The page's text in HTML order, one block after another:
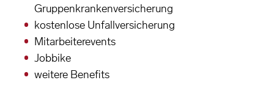
Gruppenkrankenversicherung
kostenlose Unfallversicherung
Mitarbeiterevents
Jobbike
weitere Benefits